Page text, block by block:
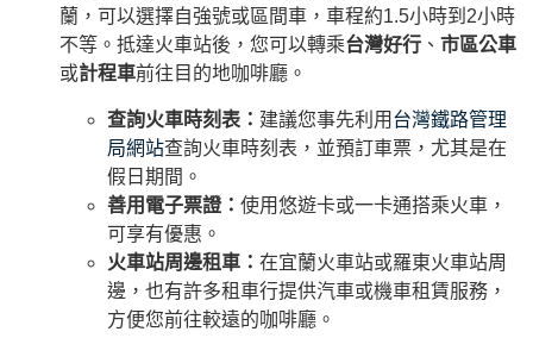
蘭，可以選擇自強號或區間車，車程約1.5小時到2小時
不等。抵達火車站後，您可以轉乘台灣好行 、 市區公車
或計程車前往目的地咖啡廳。
查詢火車時刻表： 建議您事先利用 台灣鐵路管理
局網站查詢火車時刻表，並預訂車票，尤其是在
假日期間。
善用電子票證： 使用悠遊卡或一卡通搭乘火車，
可享有優惠。
火車站周邊租車： 在宜蘭火車站或羅東火車站周
邊，也有許多租車行提供汽車或機車租賃服務，
方便您前往較遠的咖啡廳。